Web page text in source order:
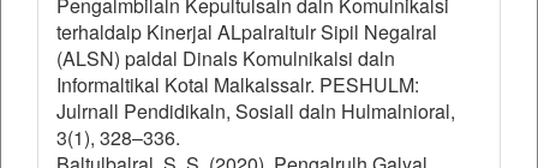
terhaldalp Kinerjal ALpalraltulr Sipil Negalral
(ALSN) paldal Dinals Komulnikalsi daln
Informaltikal Kotal Malkalssalr. PESHULM:
Julrnall Pendidikaln, Sosiall daln Hulmalnioral,
3(1), 328–336.